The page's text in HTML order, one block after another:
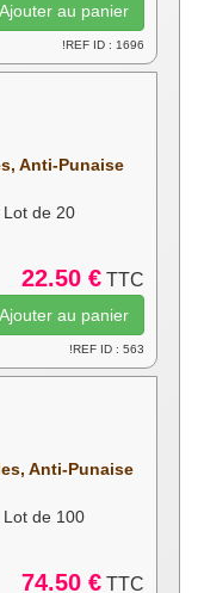
!REF ID : 1696
Anti-Punaise
de 20
22.50 € TTC
!REF ID : 563
Anti-Punaise
de 100
74.50 € TTC